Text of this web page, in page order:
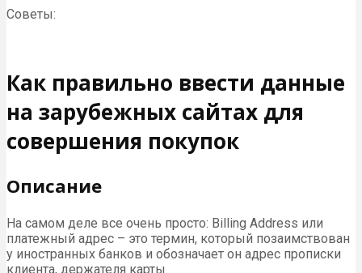
Советы:
Как правильно ввести данные
на зарубежных сайтах для
совершения покупок
Описание
На самом деле все очень просто: Billing Address или
платежный адрес – это термин, который позаимствован
у иностранных банков и обозначает он адрес прописки
клиента, держателя карты.